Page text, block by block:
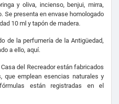
y oliva, incienso, benjui, mirra,
Se presenta en envase homologado
10 ml y tapón de madera.
de la perfumería de la Antigüedad,
a ello, aquí.
del Recreador están fabricados
que emplean esencias naturales y
están registradas en el